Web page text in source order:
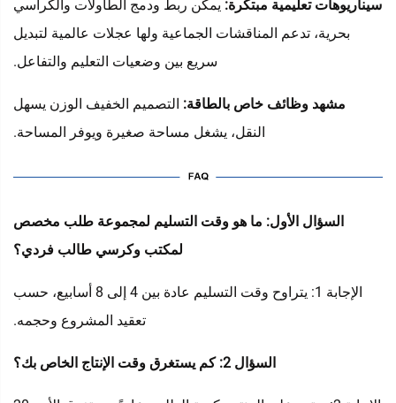
سيناريوهات تعليمية مبتكرة: يمكن ربط ودمج الطاولات والكراسي
بحرية، تدعم المناقشات الجماعية ولها عجلات عالمية لتبديل
سريع بين وضعيات التعليم والتفاعل.
مشهد وظائف خاص بالطاقة: التصميم الخفيف الوزن يسهل
النقل، يشغل مساحة صغيرة ويوفر المساحة.
السؤال الأول: ما هو وقت التسليم لمجموعة طلب مخصص
لمكتب وكرسي طالب فردي؟
الإجابة 1: يتراوح وقت التسليم عادة بين 4 إلى 8 أسابيع، حسب
تعقيد المشروع وحجمه.
السؤال 2: كم يستغرق وقت الإنتاج الخاص بك؟